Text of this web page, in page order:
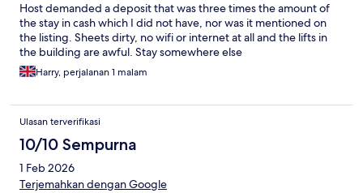
Host demanded a deposit that was three times the amount of
the stay in cash which I did not have, nor was it mentioned on
the listing. Sheets dirty, no wifi or internet at all and the lifts in
the building are awful. Stay somewhere else
Harry, perjalanan 1 malam
Ulasan terverifikasi
10/10 Sempurna
1 Feb 2026
Terjemahkan dengan Google